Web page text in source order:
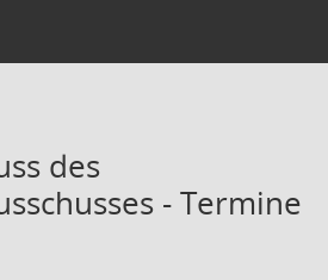
des
- Termine